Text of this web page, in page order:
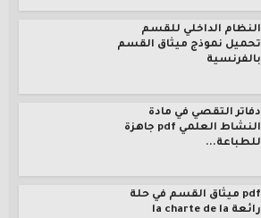
النظام الداخلي للقسم
تحميل نموذج ميثاق القسم
بالفرنسية
دفاتر التقصي في مادة
النشاط العلمي pdf جاهزة
للطباعة...
pdf ميثاق القسم في حلة
رائعة la charte de la